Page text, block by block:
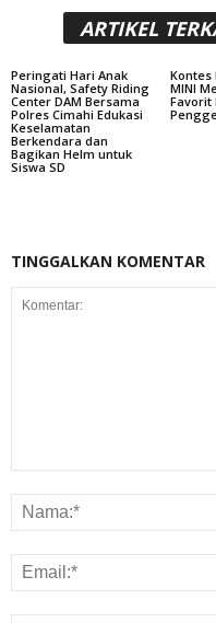
ARTIKEL
Peringati Hari Anak
Nasional, Safety Riding
Center DAM Bersama
Polres Cimahi Edukasi
Keselamatan
Berkendara dan
Bagikan Helm untuk
Siswa SD
Kontes
MINI
Favorit
TINGGALKAN KOMENTAR